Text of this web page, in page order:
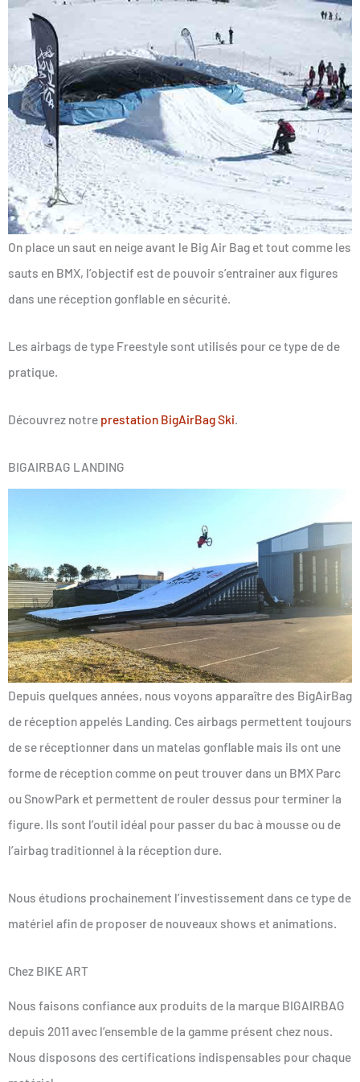
On place un saut en neige avant le Big Air Bag et tout comme les
sauts en BMX, l’objectif est de pouvoir s’entrainer aux figures
dans une réception gonflable en sécurité.
Les airbags de type Freestyle sont utilisés pour ce type de de
pratique.
Découvrez notre prestation BigAirBag Ski.
BIGAIRBAG LANDING
Depuis quelques années, nous voyons apparaître des BigAirBag
de réception appelés Landing. Ces airbags permettent toujours
de se réceptionner dans un matelas gonflable mais ils ont une
forme de réception comme on peut trouver dans un BMX Parc
ou SnowPark et permettent de rouler dessus pour terminer la
figure. Ils sont l’outil idéal pour passer du bac à mousse ou de
l’airbag traditionnel à la réception dure.
Nous étudions prochainement l’investissement dans ce type de
matériel afin de proposer de nouveaux shows et animations.
Chez BIKE ART
Nous faisons confiance aux produits de la marque BIGAIRBAG
depuis 2011 avec l’ensemble de la gamme présent chez nous.
Nous disposons des certifications indispensables pour chaque